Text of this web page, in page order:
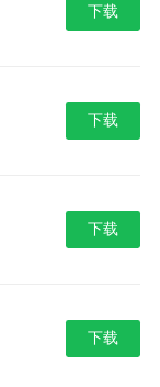
下载
下载
下载
下载